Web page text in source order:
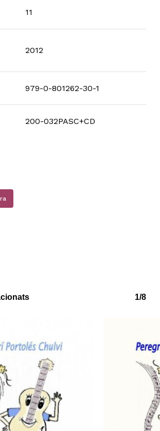
11
2012
979-0-801262-30-1
200-032PASC+CD
1/8